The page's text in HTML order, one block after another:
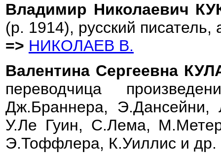
Владимир Николаевич
(р. 1914), русский
=> НИКОЛАЕВ В.
Валентина Сергеевна
переводчица
Дж.Браннера,
У.Ле Гуин, С.Лема,
Э.Тоффлера, К.Уиллис и др.